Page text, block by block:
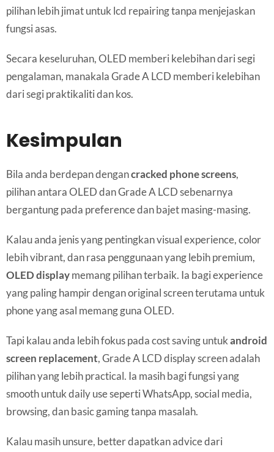
pilihan lebih jimat untuk lcd repairing tanpa menjejaskan
fungsi asas.
Secara keseluruhan, OLED memberi kelebihan dari segi
pengalaman, manakala Grade A LCD memberi kelebihan
dari segi praktikaliti dan kos.
Kesimpulan
Bila anda berdepan dengancracked phone screens,
pilihan antara OLED dan Grade A LCD sebenarnya
bergantung pada preference dan bajet masing-masing.
Kalau anda jenis yang pentingkan visual experience, color
lebih vibrant, dan rasa penggunaan yang lebih premium,
OLED display memang pilihan terbaik. Ia bagi experience
yang paling hampir dengan original screen terutama untuk
phone yang asal memang guna OLED.
Tapi kalau anda lebih fokus pada cost saving untuk android
screen replacement, Grade A LCD display screen adalah
pilihan yang lebih practical. Ia masih bagi fungsi yang
smooth untuk daily use seperti WhatsApp, social media,
browsing, dan basic gaming tanpa masalah.
Kalau masih unsure, better dapatkan advice dari